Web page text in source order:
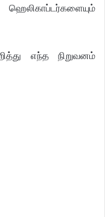
எந்த நிறுவனம்